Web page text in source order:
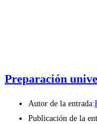
Preparación
Autor de la entrada:
Publicación de la